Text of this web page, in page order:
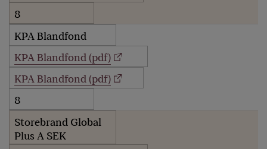
8
KPA Blandfond
KPA Blandfond (pdf)
KPA Blandfond (pdf)
8
Storebrand Global
Plus A SEK